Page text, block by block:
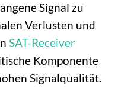
Signal zu
Verlusten und
SAT-Receiver
Komponente
Signalqualität.